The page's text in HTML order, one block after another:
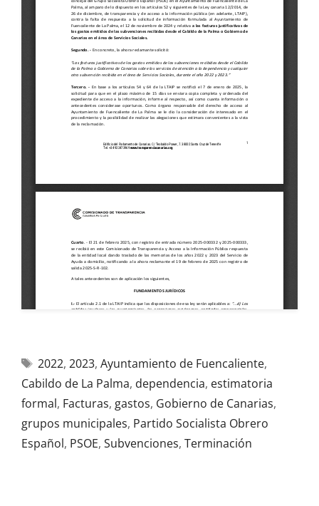
2022, 2023, Ayuntamiento de Fuencaliente,
Cabildo de La Palma, dependencia, estimatoria
formal, Facturas, gastos, Gobierno de Canarias,
grupos municipales, Partido Socialista Obrero
Español, PSOE, Subvenciones, Terminación